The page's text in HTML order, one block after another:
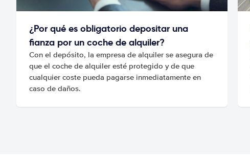
¿Por qué es obligatorio depositar una
fianza por un coche de alquiler?
Con el depósito, la empresa de alquiler se asegura de
que el coche de alquiler esté protegido y de que
cualquier coste pueda pagarse inmediatamente en
caso de daños.